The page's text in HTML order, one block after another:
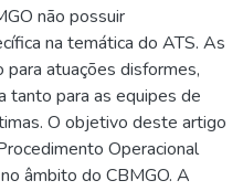
não possuir
na temática do ATS. As
para atuações disformes,
tanto para as equipes de
O objetivo deste artigo
Operacional
âmbito do CBMGO. A